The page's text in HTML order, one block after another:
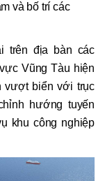
và bố trí các
trên địa bàn các
Vũng Tàu hiện
vượt biển với trục
hướng tuyến
khu công nghiệp